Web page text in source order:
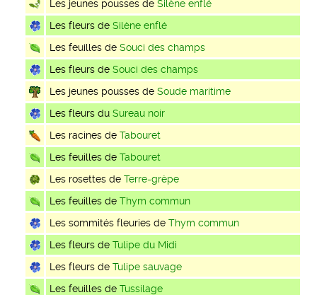
Les jeunes pousses de Silène enflé
Les fleurs de Silène enflé
Les feuilles de Souci des champs
Les fleurs de Souci des champs
Les jeunes pousses de Soude maritime
Les fleurs du Sureau noir
Les racines de Tabouret
Les feuilles de Tabouret
Les rosettes de Terre-grèpe
Les feuilles de Thym commun
Les sommités fleuries de Thym commun
Les fleurs de Tulipe du Midi
Les fleurs de Tulipe sauvage
Les feuilles de Tussilage